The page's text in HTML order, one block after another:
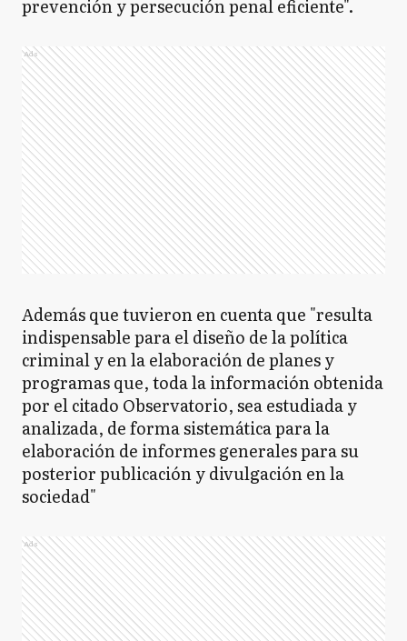
prevención y persecución penal eficiente".
Ads
Además que tuvieron en cuenta que "resulta
indispensable para el diseño de la política
criminal y en la elaboración de planes y
programas que, toda la información obtenida
por el citado Observatorio, sea estudiada y
analizada, de forma sistemática para la
elaboración de informes generales para su
posterior publicación y divulgación en la
sociedad"
Ads